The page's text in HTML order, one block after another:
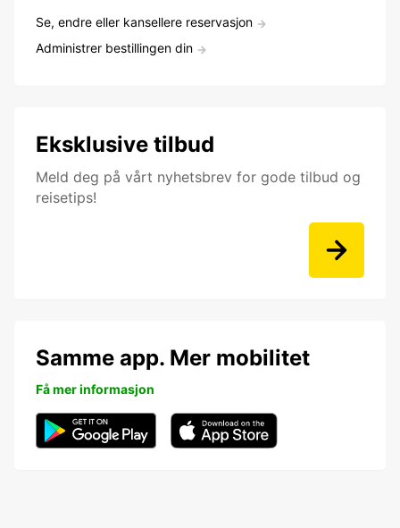
Se, endre eller kansellere reservasjon
Administrer bestillingen din
Eksklusive tilbud
Meld deg på vårt nyhetsbrev for gode tilbud og
reisetips!
Samme app. Mer mobilitet
Få mer informasjon